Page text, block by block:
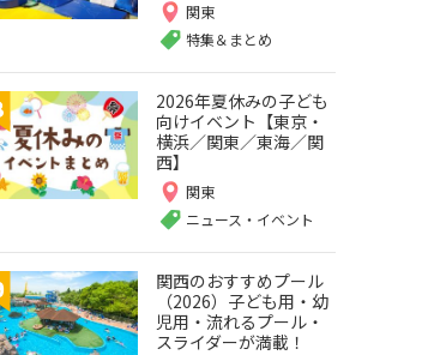
関東
特集＆まとめ
2026年夏休みの子ども
向けイベント【東京・
横浜／関東／東海／関
西】
関東
ニュース・イベント
関西のおすすめプール
（2026）子ども用・幼
児用・流れるプール・
スライダーが満載！